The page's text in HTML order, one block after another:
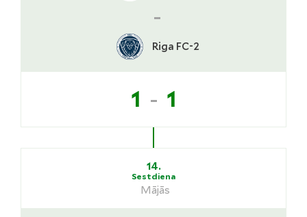
-
Riga FC-2
1 - 1
14.
Sestdiena
Mājās